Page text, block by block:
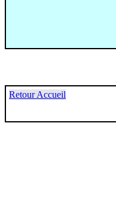
Retour Accueil